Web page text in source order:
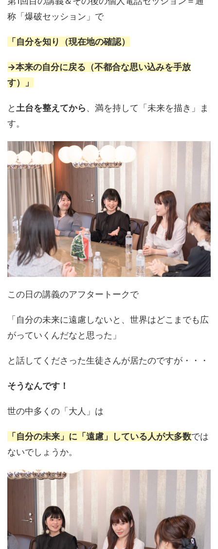
称「爆破セッション」で
「自分を知り（現在地の確認）
→本来の自分に戻る（不都合な思い込みを手放
す）」
と 土台を整えてから、満を持して「未来を描き」ま
す。
この日の講義のアフタートークで
「自分の未来に遠慮しないと、世界はどこまでも広
がっていくんだなと思った」
と話してくださった生徒さんが居たのですが・・・
そうなんです！
世の中多くの「大人」は
「自分の未来」に「遠慮」している人が大多数では
ないでしょうか。